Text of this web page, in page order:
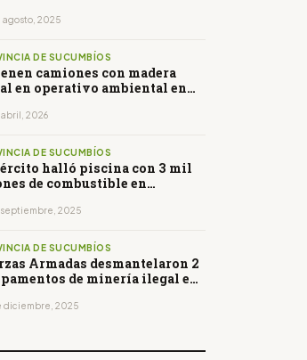
agosto, 2025
DE SUCUMBÍOS
camiones con madera
en operativo ambiental en
abril, 2026
DE SUCUMBÍOS
halló piscina con 3 mil
de combustible en
septiembre, 2025
DE SUCUMBÍOS
Armadas desmantelaron 2
de minería ilegal en
diciembre, 2025